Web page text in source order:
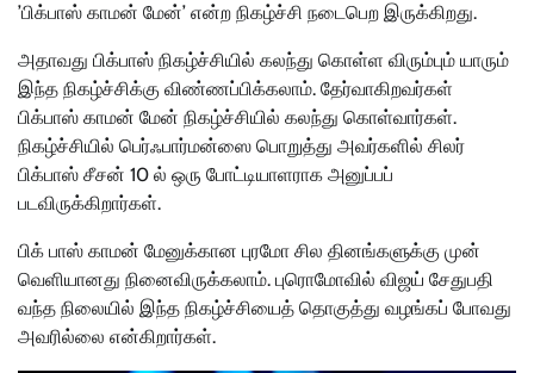
’பிக்பாஸ் காமன் மேன்’ என்ற நிகழ்ச்சி நடைபெற இருக்கிறது.
அதாவது பிக்பாஸ் நிகழ்ச்சியில் கலந்து கொள்ள விரும்பும் யாரும்
இந்த நிகழ்ச்சிக்கு விண்ணப்பிக்கலாம். தேர்வாகிறவர்கள்
பிக்பாஸ் காமன் மேன் நிகழ்ச்சியில் கலந்து கொள்வார்கள்.
நிகழ்ச்சியில் பெர்ஃபார்மன்ஸை பொறுத்து அவர்களில் சிலர்
பிக்பாஸ் சீசன் 10 ல் ஒரு போட்டியாளராக அனுப்பப்
படவிருக்கிறார்கள்.
பிக் பாஸ் காமன் மேனுக்கான புரமோ சில தினங்களுக்கு முன்
வெளியானது நினைவிருக்கலாம். புரொமோவில் விஜய் சேதுபதி
வந்த நிலையில் இந்த நிகழ்ச்சியைத் தொகுத்து வழங்கப் போவது
அவரில்லை என்கிறார்கள்.